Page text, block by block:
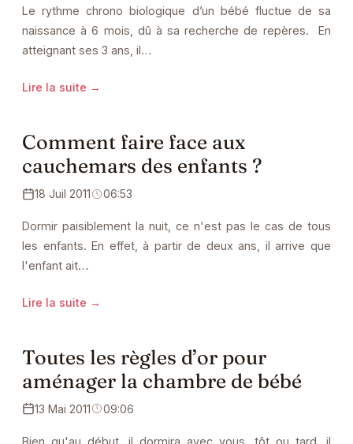
Le rythme chrono biologique d’un bébé fluctue de sa
naissance à 6 mois, dû à sa recherche de repères. En
atteignant ses 3 ans, il…
Lire la suite →
Comment faire face aux
cauchemars des enfants ?
18 Juil 2011 06:53
Dormir paisiblement la nuit, ce n'est pas le cas de tous
les enfants. En effet, à partir de deux ans, il arrive que
l'enfant ait…
Lire la suite →
Toutes les règles d’or pour
aménager la chambre de bébé
13 Mai 2011 09:06
Bien qu'au début, il dormira avec vous, tôt ou tard, il